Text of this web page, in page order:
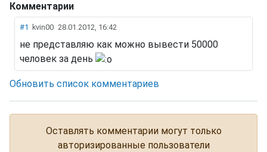
Как эвакуировали из Чернобыля
Комментарии
#1 kvin00 28.01.2012, 16:42
не представляю как можно вывести 50000
человек за день
Обновить список комментариев
Оставлять комментарии могут только
авторизированные пользователи